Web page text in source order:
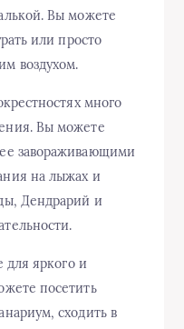
Вы можете
или просто
воздухом.
много
Вы можете
завораживающими
на лыжах и
Дендрарий и
для яркого и
посетить
сходить в